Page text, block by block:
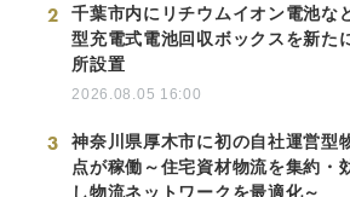
2
千葉市内にリチウムイオン電池な
型充電式電池回収ボックスを新た
所設置
2026.08.05 16:00
3
神奈川県厚木市に初の自社運営型
点が稼働～住宅資材物流を集約・
し物流ネットワークを最適化～